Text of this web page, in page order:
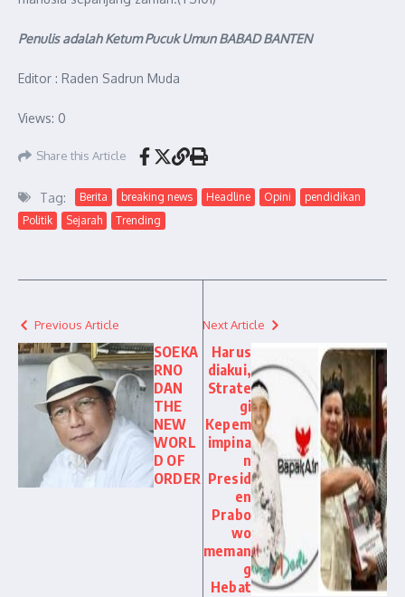
Penulis adalah Ketum Pucuk Umun BABAD BANTEN
Editor : Raden Sadrun Muda
Views: 0
Share this Article
Tag: Berita breaking news Headline Opini
pendidikan
Politik
Sejarah Trending
Previous Article
SOEKA
RNO
DAN
THE
NEW
WORL
D OF
ORDER
Next Article
Harus
diakui,
Strate
gi
Kepem
impina
n
Presid
en
Prabo
wo
meman
g
Hebat